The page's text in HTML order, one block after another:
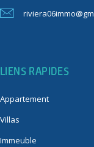
LIENS RAPIDES
Appartement
Villas
Immeuble